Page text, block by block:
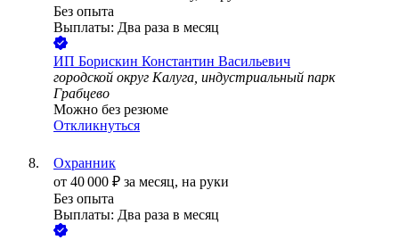
Без опыта
Выплаты: Два раза в месяц
ИП Борискин Константин Васильевич
городской округ Калуга, индустриальный парк
Грабцево
Можно без резюме
Откликнуться
Охранник
от 40 000 ₽ за месяц, на руки
Без опыта
Выплаты: Два раза в месяц